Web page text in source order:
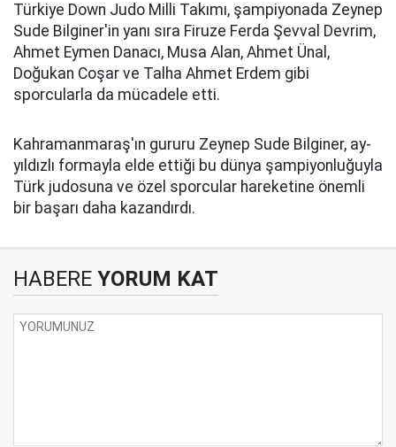
Türkiye Down Judo Milli Takımı, şampiyonada Zeynep
Sude Bilginer'in yanı sıra Firuze Ferda Şevval Devrim,
Ahmet Eymen Danacı, Musa Alan, Ahmet Ünal,
Doğukan Coşar ve Talha Ahmet Erdem gibi
sporcularla da mücadele etti.
Kahramanmaraş'ın gururu Zeynep Sude Bilginer, ay-
yıldızlı formayla elde ettiği bu dünya şampiyonluğuyla
Türk judosuna ve özel sporcular hareketine önemli
bir başarı daha kazandırdı.
HABERE YORUM KAT